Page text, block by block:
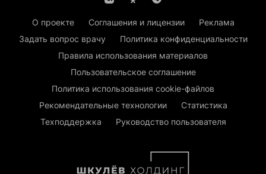
О проекте Соглашения и лицензии
Реклама
Задать вопрос врачу
Политика конфиденциальности
Правила использования материалов
Пользовательское соглашение
Политика использования cookie-файлов
Рекомендательные технологии
Статистика
Техподдержка
Руководство пользователя